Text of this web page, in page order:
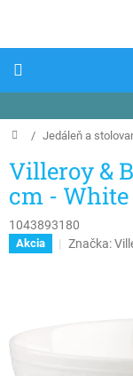
Domov
/ Jedáleň a
Villeroy &
cm - White
1043893180
Akcia Značka: